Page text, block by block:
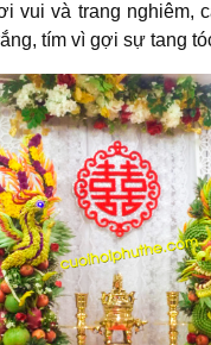
vui và trang nghiêm,
tím vì gợi sự tang